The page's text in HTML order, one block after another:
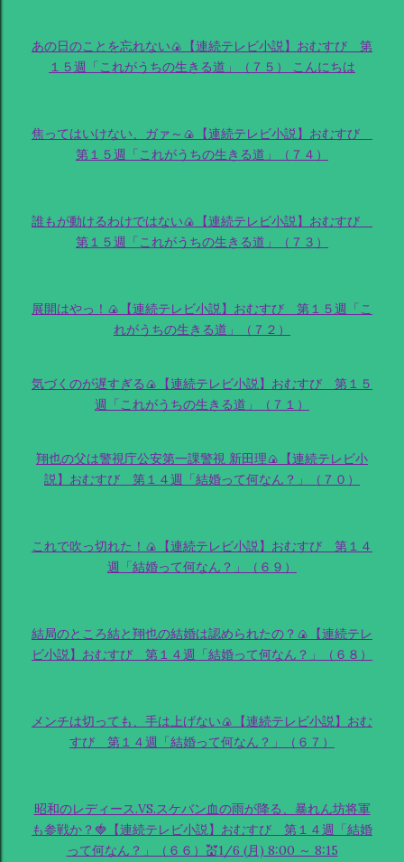
あの日のことを忘れない🍙【連続テレビ小説】おむすび 第
１５週「これがうちの生きる道」（７５） こんにちは
焦ってはいけない、ガァ～🍙【連続テレビ小説】おむすび
第１５週「これがうちの生きる道」（７４）
誰もが動けるわけではない🍙【連続テレビ小説】おむすび
第１５週「これがうちの生きる道」（７３）
展開はやっ！🍙【連続テレビ小説】おむすび 第１５週「こ
れがうちの生きる道」（７２）
気づくのが遅すぎる🍙【連続テレビ小説】おむすび 第１５
週「これがうちの生きる道」（７１）
翔也の父は警視庁公安第一課警視 新田理🍙【連続テレビ小
説】おむすび 第１４週「結婚って何なん？」（７０）
これで吹っ切れた！🍙【連続テレビ小説】おむすび 第１４
週「結婚って何なん？」（６９）
結局のところ結と翔也の結婚は認められたの？🍙【連続テレ
ビ小説】おむすび 第１４週「結婚って何なん？」（６８）
メンチは切っても、手は上げない🍙【連続テレビ小説】おむ
すび 第１４週「結婚って何なん？」（６７）
昭和のレディース.VS.スケバン血の雨が降る、暴れん坊将軍
も参戦か？🍓【連続テレビ小説】おむすび 第１４週「結婚
って何なん？」（６６）💒1/6 (月) 8:00 ～ 8:15